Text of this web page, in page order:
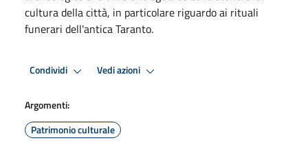
cultura della città, in particolare riguardo ai rituali
funerari dell'antica Taranto.
Condividi Vedi azioni
Argomenti:
Patrimonio culturale